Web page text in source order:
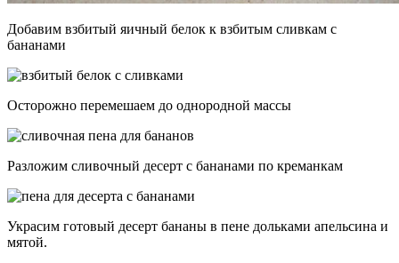
Добавим взбитый яичный белок к взбитым сливкам с
бананами
Осторожно перемешаем до однородной массы
Разложим сливочный десерт с бананами по креманкам
Украсим готовый десерт бананы в пене дольками апельсина и
мятой.